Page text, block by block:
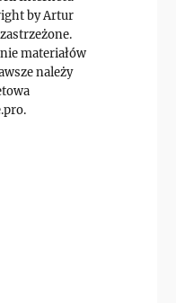
by Artur
materiałów
należy